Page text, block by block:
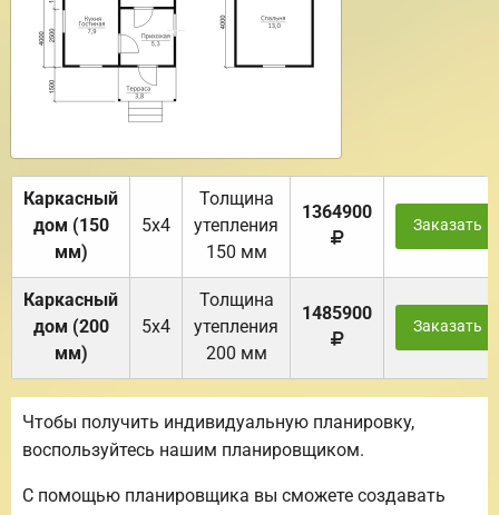
Каркасный
дом (150
мм)
5х4
Толщина
утепления
150 мм
1364900
Заказать
Каркасный
дом (200
мм)
5х4
Толщина
утепления
200 мм
1485900
Заказать
Чтобы получить индивидуальную планировку,
воспользуйтесь нашим планировщиком.
С помощью планировщика вы сможете создавать